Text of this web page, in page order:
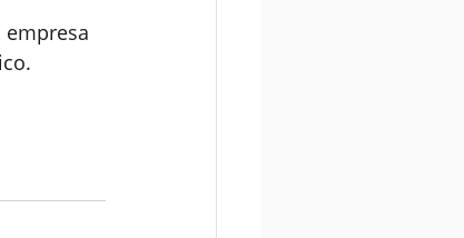
empresa